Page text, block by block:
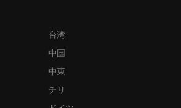
台湾
中国
中東
チリ